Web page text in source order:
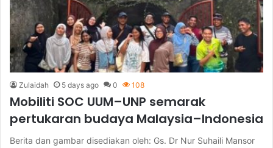
Zulaidah 5 days ago 0 108
Mobiliti SOC UUM–UNP semarak
pertukaran budaya Malaysia–Indonesia
Berita dan gambar disediakan oleh: Gs. Dr Nur Suhaili Mansor